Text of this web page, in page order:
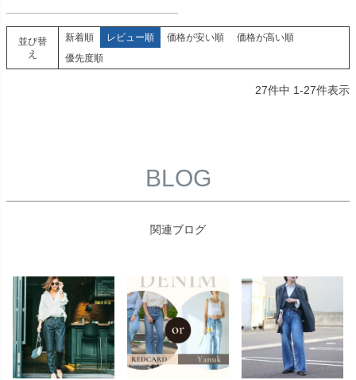
並び替
え
新着順 レビュー順 価格が安い順
価格が高い順
優先度順
27件中 1-27件表示
BLOG
関連ブログ